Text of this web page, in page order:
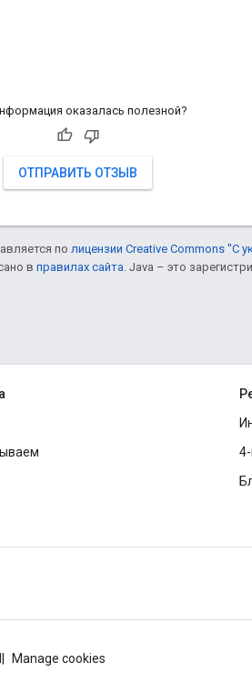
оказалась полезной?
ОТПРАВИТЬ ОТЗЫВ
по лицензии Creative Commons "С
в правилах сайта. Java – это
Manage cookies